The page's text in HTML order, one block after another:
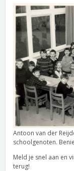
Antoon van der
schoolgenoten.
Meld je snel aan en
terug!